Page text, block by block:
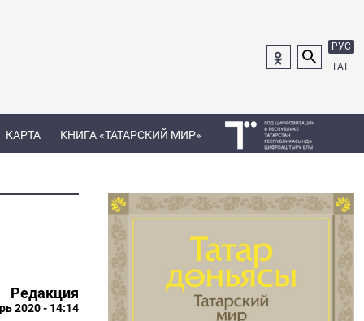
РУС
ТАТ
КАРТА КНИГА «ТАТАРСКИЙ МИР»
Редакция
2020 - 14:14